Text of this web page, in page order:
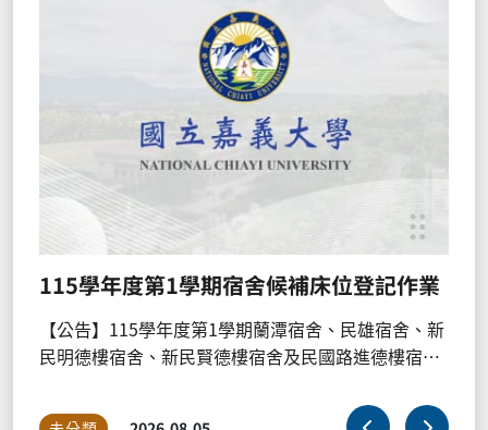
學年度第1學期宿舍候補床位登記作業
公告】115學年度第1學期蘭潭宿舍、民雄宿舍、新
明德樓宿舍、新民賢德樓宿舍及民國路進德樓宿舍